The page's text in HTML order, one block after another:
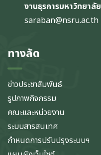
งานธุรการมหาวิทยาลัย
saraban@nsru.ac.th
ทางลัด
ข่าวประชาสัมพันธ์
รูปภาพกิจกรรม
คณะและหน่วยงาน
ระบบสารสนเทศ
กำหนดการปรับปรุงระบบฯ